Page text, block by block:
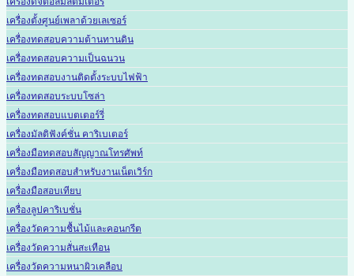
เครื่องตั้งศูนย์เพลาด้วยเลเซอร์
เครื่องทดสอบความต้านทานดิน
เครื่องทดสอบความเป็นฉนวน
เครื่องทดสอบงานติดตั้งระบบไฟฟ้า
เครื่องทดสอบระบบโซล่า
เครื่องทดสอบแบตเตอร์รี่
เครื่องมัลติฟังค์ชั่น คาริเบเตอร์
เครื่องมือทดสอบสัญญาณโทรศัพท์
เครื่องมือทดสอบสำหรับงานเน็ตเวิร์ก
เครื่องมือสอบเทียบ
เครื่องลูปคาริเบชั่น
เครื่องวัดความชื้นไม้และคอนกรีต
เครื่องวัดความสั่นสะเทือน
เครื่องวัดความหนาผิวเคลือบ